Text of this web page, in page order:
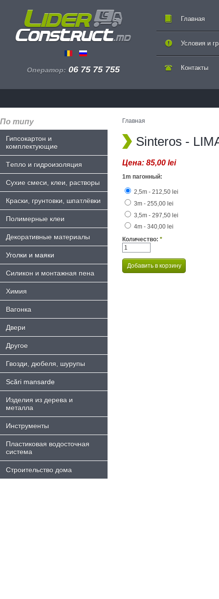
Оператор: 06 75 75 755
Главная
Контакты
Условия и
По типу
Гипсокартон и
комплектующие
Tепло и гидроизоляция
Сухие смеси, клеи, растворы
Краски, грунтовки, шпатлёвки
Полимерные клеи
Декоративные материалы
Уголки и маяки
Силикон и монтажная пена
Химия
Bагонка
Двери
Другое
Гвозди, дюбеля, шурупы
Scări mansarde
Изделия из дерева и
металла
Инструменты
Пластиковая водосточная
система
Строительство дома
Главная
Sinteros -
Цена: 85,00 lei
1m пагонный:
2,5m - 212,50 lei
3m - 255,00 lei
3,5m - 297,50 lei
4m - 340,00 lei
Количество: *